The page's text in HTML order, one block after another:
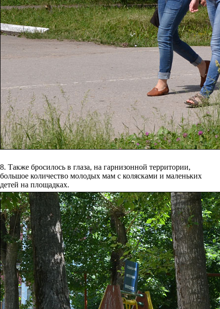
8. Также бросилось в глаза, на гарнизонной территории,
большое количество молодых мам с колясками и маленьких
детей на площадках.